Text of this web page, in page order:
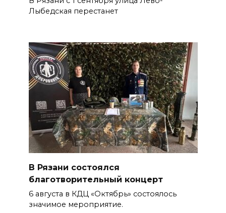
Лыбедская перестанет
В Рязани состоялся
благотворительный концерт
6 августа в КДЦ «Октябрь» состоялось
значимое мероприятие.